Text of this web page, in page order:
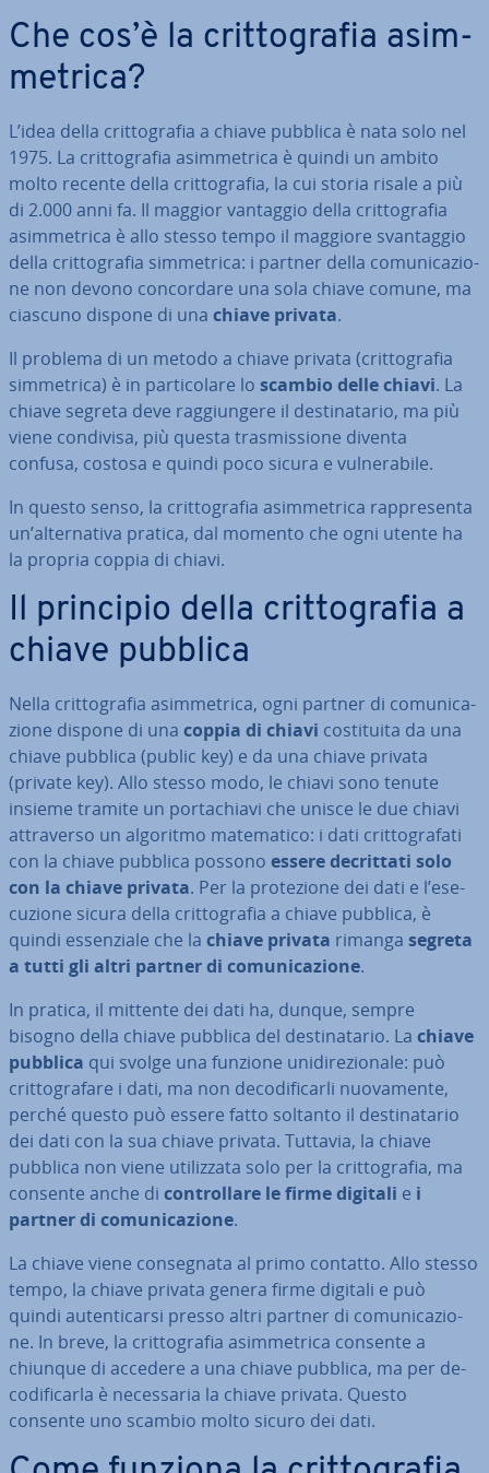
Che cos’è la crit­to­gra­fia asim­
me­tri­ca?
L’idea della crit­to­gra­fia a chiave pubblica è nata solo nel
1975. La crit­to­gra­fia asim­me­tri­ca è quindi un ambito
molto recente della crit­to­gra­fia, la cui storia risale a più
di 2.000 anni fa. Il maggior vantaggio della crit­to­gra­fia
asim­me­tri­ca è allo stesso tempo il maggiore svan­tag­gio
della crit­to­gra­fia sim­me­tri­ca: i partner della co­mu­ni­ca­zio­
ne non devono con­cor­da­re una sola chiave comune, ma
ciascuno dispone di una chiave privata.
Il problema di un metodo a chiave privata (crit­to­gra­fia
sim­me­tri­ca) è in par­ti­co­la­re lo scambio delle chiavi. La
chiave segreta deve rag­giun­ge­re il de­sti­na­ta­rio, ma più
viene condivisa, più questa tra­smis­sio­ne diventa
confusa, costosa e quindi poco sicura e vul­ne­ra­bi­le.
In questo senso, la crit­to­gra­fia asim­me­tri­ca rap­pre­sen­ta
un’al­ter­na­ti­va pratica, dal momento che ogni utente ha
la propria coppia di chiavi.
Il principio della crit­to­gra­fia a
chiave pubblica
Nella crit­to­gra­fia asim­me­tri­ca, ogni partner di co­mu­ni­ca­
zio­ne dispone di una coppia di chiavi co­sti­tui­ta da una
chiave pubblica (public key) e da una chiave privata
(private key). Allo stesso modo, le chiavi sono tenute
insieme tramite un por­ta­chia­vi che unisce le due chiavi
at­tra­ver­so un algoritmo ma­te­ma­ti­co: i dati crit­to­gra­fa­ti
con la chiave pubblica possono essere de­crit­ta­ti solo
con la chiave privata. Per la pro­te­zio­ne dei dati e l’ese­
cu­zio­ne sicura della crit­to­gra­fia a chiave pubblica, è
quindi es­sen­zia­le che la chiave privata rimanga segreta
a tutti gli altri partner di co­mu­ni­ca­zio­ne.
In pratica, il mittente dei dati ha, dunque, sempre
bisogno della chiave pubblica del de­sti­na­ta­rio. La chiave
pubblica qui svolge una funzione uni­di­re­zio­na­le: può
crit­to­gra­fa­re i dati, ma non de­co­di­fi­car­li nuo­va­men­te,
perché questo può essere fatto soltanto il de­sti­na­ta­rio
dei dati con la sua chiave privata. Tuttavia, la chiave
pubblica non viene uti­liz­za­ta solo per la crit­to­gra­fia, ma
consente anche di con­trol­la­re le firme digitali e i
partner di co­mu­ni­ca­zio­ne.
La chiave viene con­se­gna­ta al primo contatto. Allo stesso
tempo, la chiave privata genera firme digitali e può
quindi au­ten­ti­car­si presso altri partner di co­mu­ni­ca­zio­
ne. In breve, la crit­to­gra­fia asim­me­tri­ca consente a
chiunque di accedere a una chiave pubblica, ma per de­
co­di­fi­car­la è ne­ces­sa­ria la chiave privata. Questo
consente uno scambio molto sicuro dei dati.